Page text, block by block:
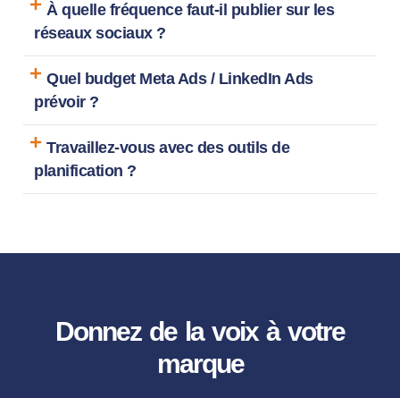
À quelle fréquence faut-il publier sur les
réseaux sociaux ?
Quel budget Meta Ads / LinkedIn Ads
prévoir ?
Travaillez-vous avec des outils de
planification ?
Donnez de la voix à votre
marque